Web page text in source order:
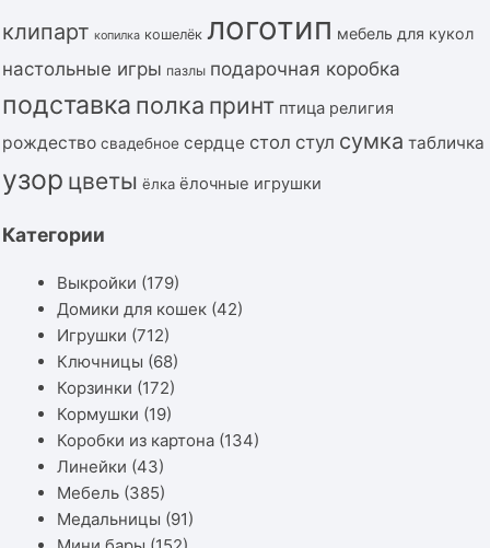
клипарт копилка кошелёк логотип мебель для кукол
настольные игры пазлы подарочная коробка
подставка полка принт птица религия
рождество свадебное сердце стол стул сумка табличка
узор цветы ёлка ёлочные игрушки
Категории
Выкройки (179)
Домики для кошек (42)
Игрушки (712)
Ключницы (68)
Корзинки (172)
Кормушки (19)
Коробки из картона (134)
Линейки (43)
Мебель (385)
Медальницы (91)